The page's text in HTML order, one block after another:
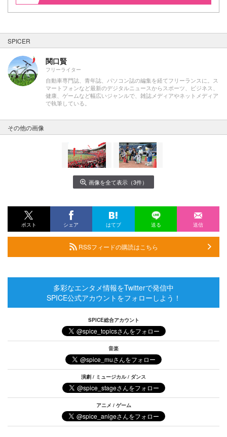
SPICER
関口賢
フリーライター
自動車専門誌、青年誌、パソコン誌の編集を経てフリーランスに。ス
マートフォンなど最新のデジタルニュースからスポーツ、ビジネス、
健康、ゲームなど幅広いジャンルで、雑誌メディアやネットメディア
で執筆している。
その他の画像
画像を全て表示（3件）
ポスト シェア はてブ 送る 送信
RSSフィードの購読はこちら
多彩なエンタメ情報をTwitterで発信中
SPICE公式アカウントをフォローしよう！
SPICE総合アカウント
音楽
演劇 / ミュージカル / ダンス
アニメ / ゲーム